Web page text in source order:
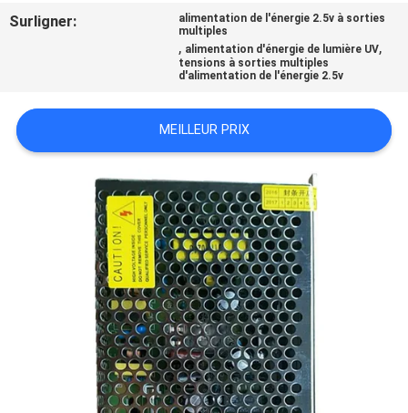
CONTACT
TOUS
DEMANDE
SOUMISSION
Surligner:
alimentation de l'énergie 2.5v à sorties
multiples
, alimentation d'énergie de lumière UV,
tensions à sorties multiples
d'alimentation de l'énergie 2.5v
MEILLEUR PRIX